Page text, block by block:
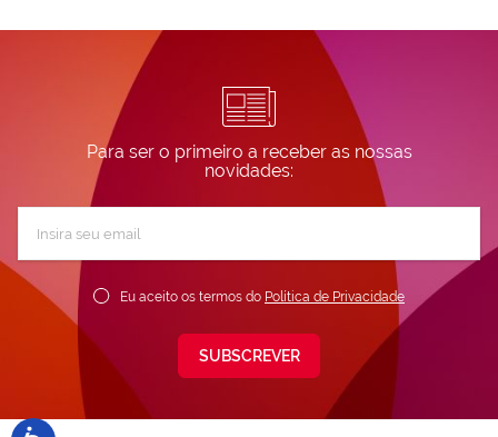
Para ser o primeiro a receber as nossas
novidades:
Newsletter:
Eu aceito os termos do Política de Privacidade
SUBSCREVER